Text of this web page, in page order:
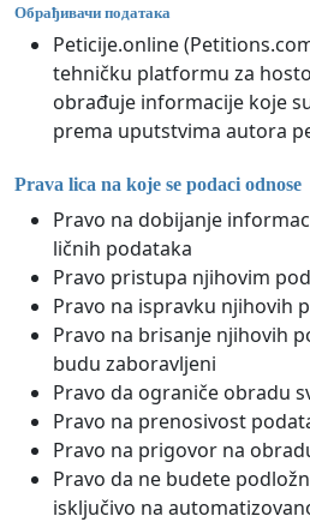
Обрађивачи података
Peticije.online
tehničku platformu za
obrađuje informacije koje
prema uputstvima autora
Prava lica na koje se podaci odnose
Pravo na dobijanje
ličnih podataka
Pravo pristupa njihovim
Pravo na ispravku njihovih
Pravo na brisanje njihovih
budu zaboravljeni
Pravo da ograniče obradu
Pravo na prenosivost
Pravo na prigovor na
Pravo da ne budete
isključivo na